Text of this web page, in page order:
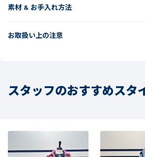
素材 & お手入れ方法
お取扱い上の注意
スタッフのおすすめスタ